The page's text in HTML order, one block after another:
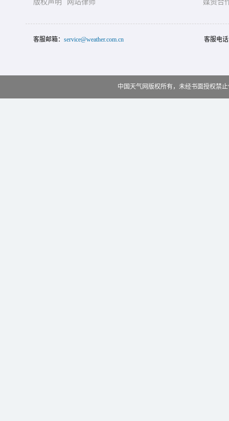
版权声明
网站律师
媒资合
客服邮箱： service@weather.com.cn 客服电
中国天气网版权所有，未经书面授权